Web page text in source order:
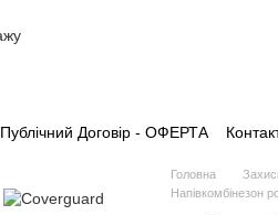
Публічний Договір - ОФЕРТА
Головна
Напівкомбінезон